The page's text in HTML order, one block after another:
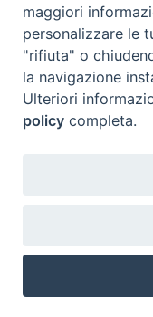
10
11
17
18
24 25
31 1
maggiori
personalizzare le
"rifiuta" o
la navigazione
Ulteriori
policy completa.